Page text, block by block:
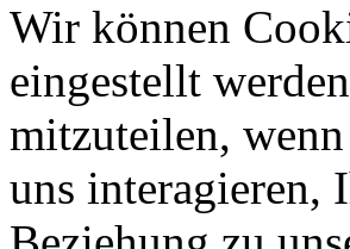
Wir können
eingestellt
mitzuteilen,
uns interagieren,